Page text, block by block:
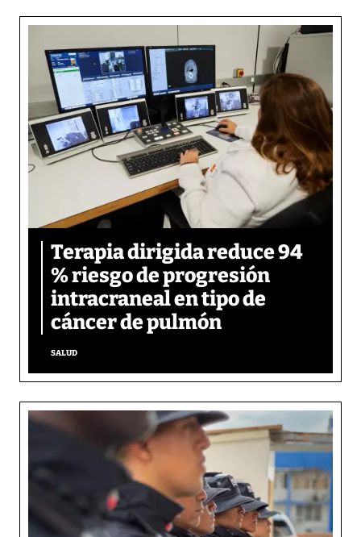
Terapia dirigida reduce 94
% riesgo de progresión
intracraneal en tipo de
cáncer de pulmón
SALUD